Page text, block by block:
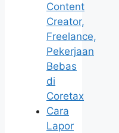
Content
Creator,
Freelance,
Pekerjaan
Bebas
di
Coretax
Cara
Lapor